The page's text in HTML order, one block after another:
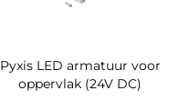
Pyxis LED armatuur voor
oppervlak (24V DC)